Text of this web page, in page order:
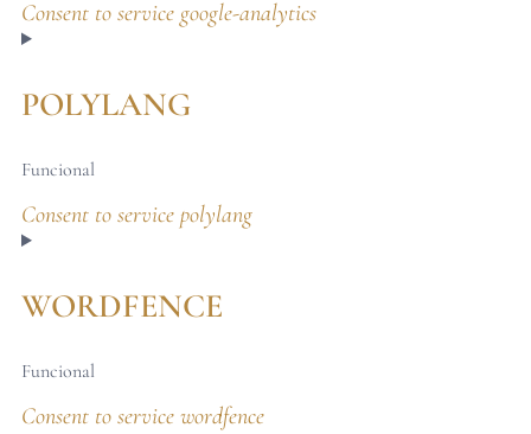
Consent to service google-analytics
POLYLANG
Funcional
Consent to service polylang
WORDFENCE
Funcional
Consent to service wordfence